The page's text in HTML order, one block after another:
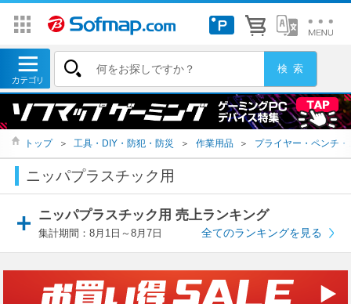
トップ ＞ 工具・DIY・防犯・防災 ＞ 作業用品 ＞ プライヤー・ペンチ・
ニッパプラスチック用
ニッパプラスチック用 売上ランキング
集計期間：8月1日～8月7日 全てのランキングを見る